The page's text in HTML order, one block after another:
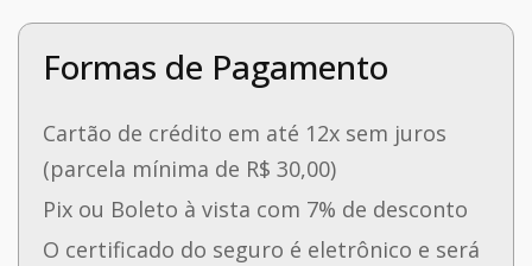
Formas de Pagamento
Cartão de crédito em até 12x sem juros
(parcela mínima de R$ 30,00)
Pix ou Boleto à vista com 7% de desconto
O certificado do seguro é eletrônico e será